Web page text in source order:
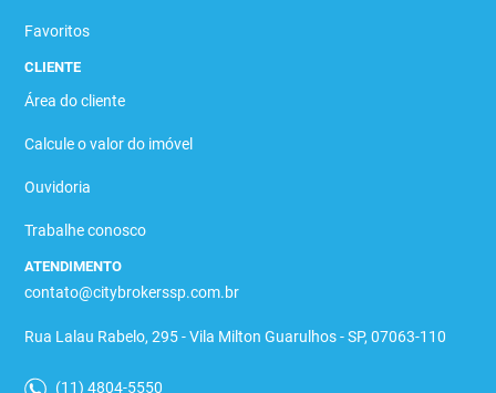
Favoritos
CLIENTE
Área do cliente
Calcule o valor do imóvel
Ouvidoria
Trabalhe conosco
ATENDIMENTO
contato@citybrokerssp.com.br
Rua Lalau Rabelo, 295 - Vila Milton Guarulhos - SP, 07063-110
(11) 4804-5550